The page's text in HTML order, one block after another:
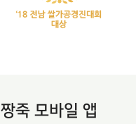
짱죽 모바일 앱